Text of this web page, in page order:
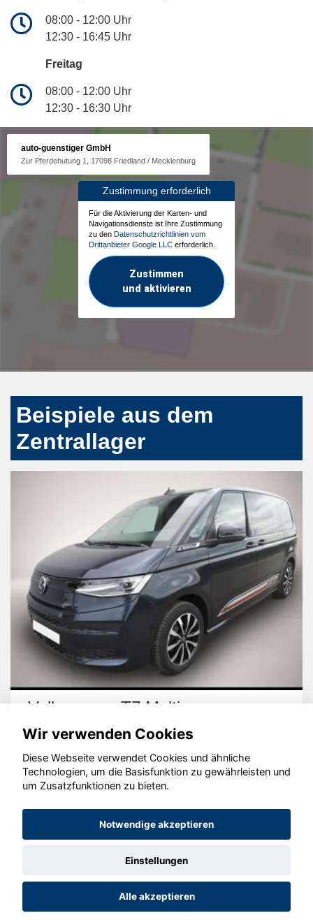
08:00 - 12:00 Uhr
12:30 - 16:45 Uhr
Freitag
08:00 - 12:00 Uhr
12:30 - 16:30 Uhr
auto-guenstiger GmbH
Zur Pferdehutung 1, 17098 Friedland / Mecklenburg
Zustimmung erforderlich
Für die Aktivierung der Karten- und
Navigationsdienste ist Ihre Zustimmung
zu den Datenschutzrichtlinien vom
Drittanbieter Google LLC erforderlich.
Zustimmen
und aktivieren
Beispiele aus dem
Zentrallager
Volkswagen T7 Multivan
© konjunkturmotor.de GmbH 2020 - 2026
Wir verwenden Cookies
Diese Webseite verwendet Cookies und ähnliche
Technologien, um die Basisfunktion zu gewährleisten und
um Zusatzfunktionen zu bieten.
Notwendige akzeptieren
Einstellungen
Alle akzeptieren